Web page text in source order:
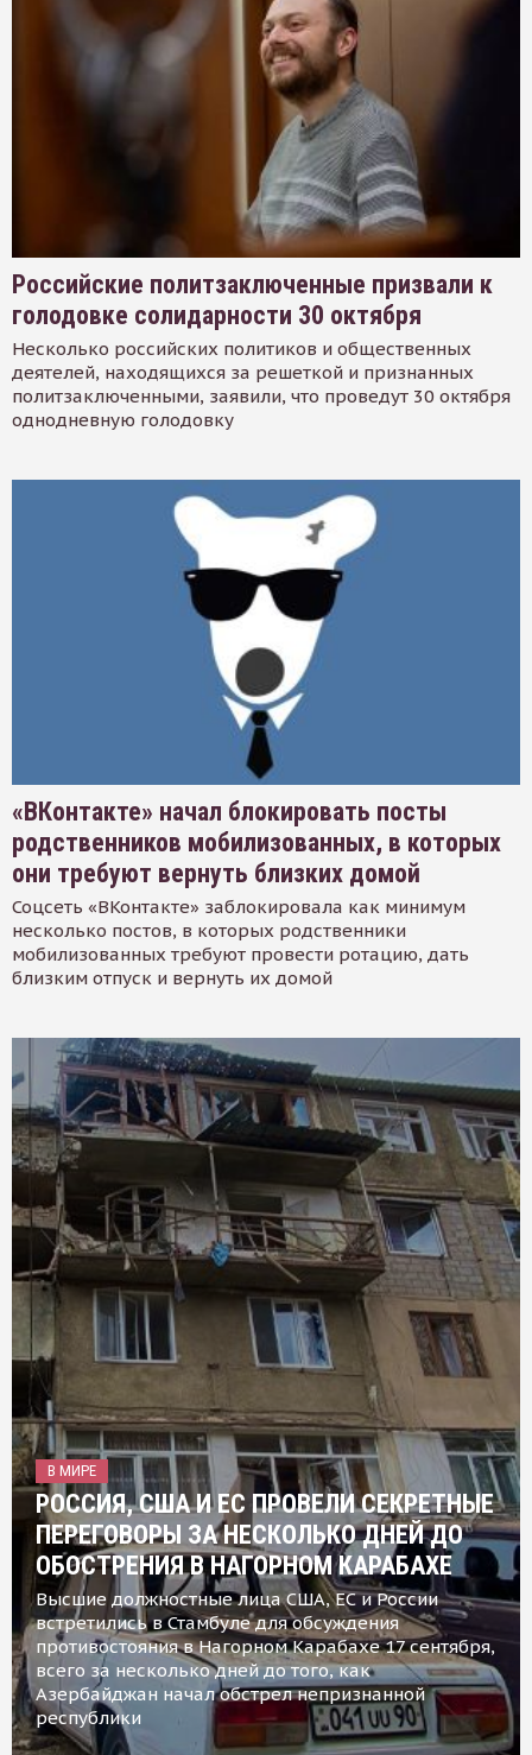
Российские политзаключенные призвали к
голодовке солидарности 30 октября
Несколько российских политиков и общественных
деятелей, находящихся за решеткой и признанных
политзаключенными, заявили, что проведут 30 октября
однодневную голодовку
«ВКонтакте» начал блокировать посты
родственников мобилизованных, в которых
они требуют вернуть близких домой
Соцсеть «ВКонтакте» заблокировала как минимум
несколько постов, в которых родственники
мобилизованных требуют провести ротацию, дать
близким отпуск и вернуть их домой
В МИРЕ
РОССИЯ, США И ЕС ПРОВЕЛИ СЕКРЕТНЫЕ
ПЕРЕГОВОРЫ ЗА НЕСКОЛЬКО ДНЕЙ ДО
ОБОСТРЕНИЯ В НАГОРНОМ КАРАБАХЕ
Высшие должностные лица США, ЕС и России
встретились в Стамбуле для обсуждения
противостояния в Нагорном Карабахе 17 сентября,
всего за несколько дней до того, как
Азербайджан начал обстрел непризнанной
республики